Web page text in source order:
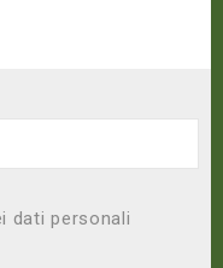
dati personali